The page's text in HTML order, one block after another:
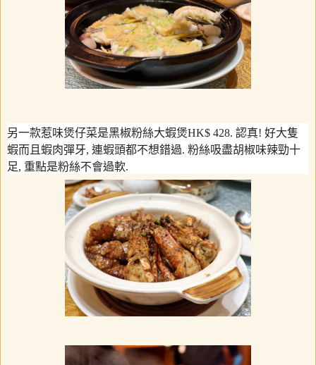
另一款惹味煲仔菜是黑椒粉絲大蝦煲HK$ 428. 認真! 好大隻
蝦而且蝦肉彈牙, 連蝦頭都不想錯過. 粉絲吸盡胡椒味辣勁十
足, 重點是粉絲不會過軟.